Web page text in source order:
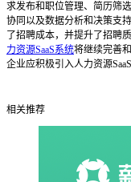
求发布和职位管理、简历筛
协同以及数据分析和决策支
了招聘成本，并提升了招聘
力资源SaaS系统将继续完善
企业应积极引入人力资源
相关推荐